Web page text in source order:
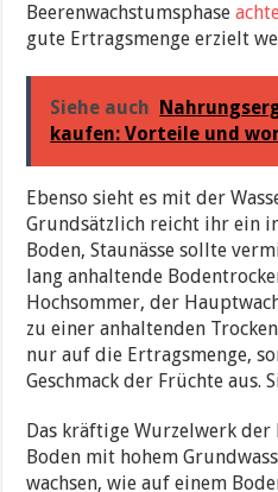
Beerenwachstumsphase
gute Ertragsmenge erzielt
Siehe auch
kaufen: Vorteile und
Ebenso sieht es mit der
Grundsätzlich reicht ihr ein
Boden, Staunässe sollte
lang anhaltende
Hochsommer, der
zu einer anhaltenden
nur auf die Ertragsmenge,
Geschmack der Früchte aus.
Das kräftige Wurzelwerk der
Boden mit hohem
wachsen, wie auf einem